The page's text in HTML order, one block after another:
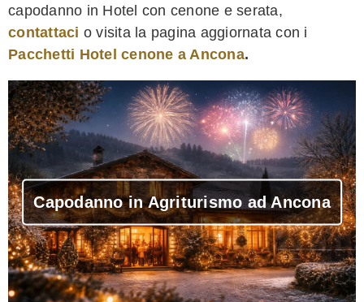
capodanno in Hotel con cenone e serata,
contattaci o visita la pagina aggiornata con i
Pacchetti Hotel cenone a Ancona.
Capodanno in Agriturismo ad Ancona